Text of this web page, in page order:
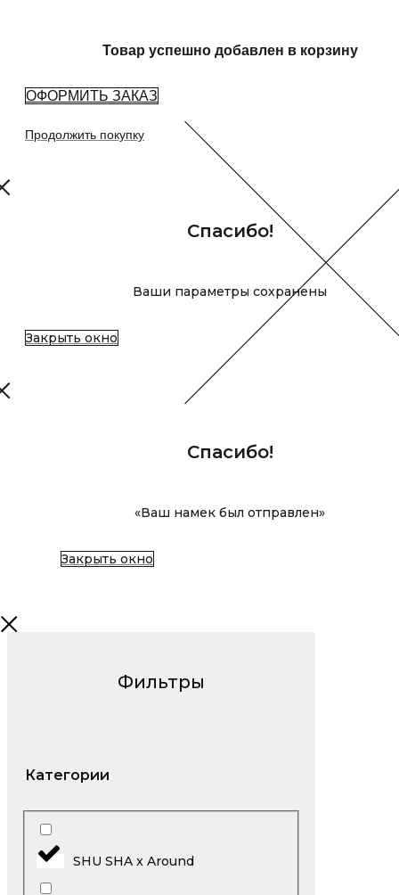
Товар успешно добавлен в корзину
ОФОРМИТЬ ЗАКАЗ
Продолжить покупку
Спасибо!
Ваши параметры сохранены
Закрыть окно
Спасибо!
«Ваш намек был отправлен»
Закрыть окно
Фильтры
Категории
SHU SHA x Around